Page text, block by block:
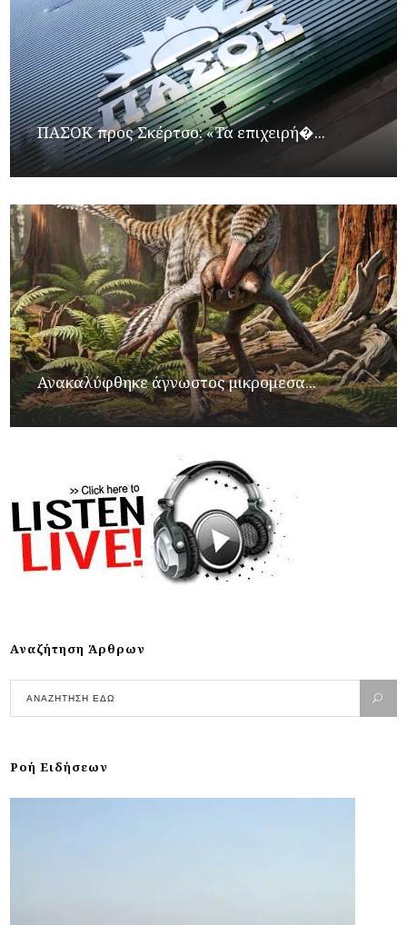
ΠΑΣΟΚ προς Σκέρτσο: «Τα επιχειρή�...
Ανακαλύφθηκε άγνωστος μικρομεσα...
Αναζήτηση Άρθρων
Ροή Ειδήσεων